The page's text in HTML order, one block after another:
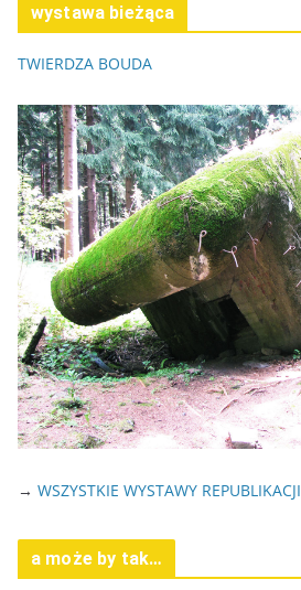
wystawa bieżąca
TWIERDZA BOUDA
→ WSZYSTKIE WYSTAWY REPUBLIKACJI
a może by tak…